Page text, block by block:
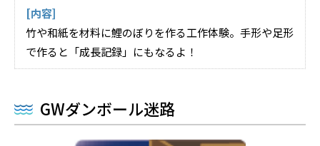
[内容]
竹や和紙を材料に鯉のぼりを作る工作体験。手形や足形
で作ると「成長記録」にもなるよ！
GWダンボール迷路